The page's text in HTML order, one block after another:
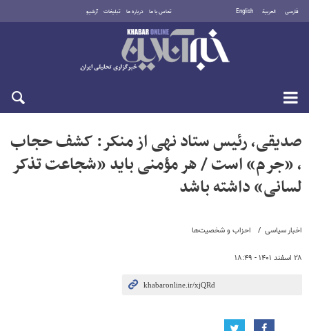
فارسی العربية English تماس با ما درباره ما تبلیغات آرشیو
جمعه ۱۶ مرداد ۱۴۰۵
اخبار سیاسی احزاب و شخصیت‌ها
۲۸ اسفند ۱۴۰۱ - ۱۸:۴۹
صدیقی، رئیس ستاد نهی از منکر: کشف حجاب
، «جرم» است / هر مؤمنی باید «شجاعت تذکر
لسانی» داشته باشد